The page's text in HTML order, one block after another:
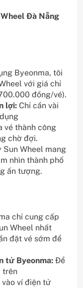
Đà Nẵng
Byeonma, tôi
với giá chỉ
đồng/vé).
lợi: Chỉ cần vài
vé thành công
chờ đợi.
Sun Wheel mang
nhìn thành phố
ấn tượng.
chỉ cung cấp
Wheel nhất
đặt vé sớm để
tử Byeonma: Để
trên
ví điện tử